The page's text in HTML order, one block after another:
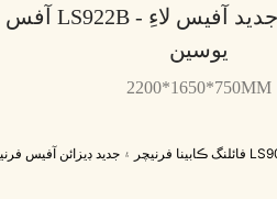
آفس LS922B لاءِ باس ٽيبل جديد آفيس لاءِ -
يوسين
2200*1650*750MM